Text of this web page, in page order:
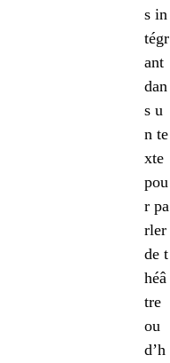
s in
tégr
ant
dan
s u
n te
xte
pou
r pa
rler
de t
héâ
tre
ou
d’h